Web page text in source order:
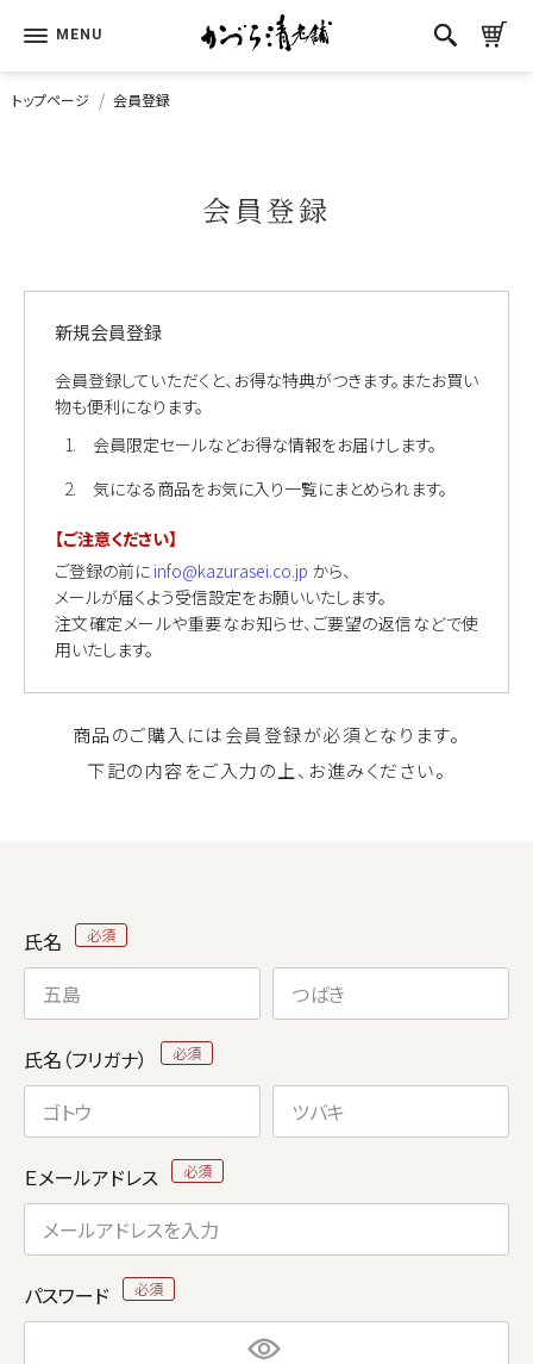
トップページ 会員登録
会員登録
新規会員登録
会員登録していただくと、お得な特典がつきます。またお買い
物も便利になります。
会員限定セールなどお得な情報をお届けします。
気になる商品をお気に入り一覧にまとめられます。
【ご注意ください】
ご登録の前に info@kazurasei.co.jp から、
メールが届くよう受信設定をお願いいたします。
注文確定メールや重要なお知らせ、ご要望の返信などで使
用いたします。
商品のご購入には会員登録が必須となります。
下記の内容をご入力の上、お進みください。
氏名
氏名（フリガナ）
Ｅメールアドレス
パスワード